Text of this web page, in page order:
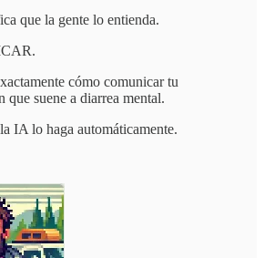
que la gente lo entienda.
cómo comunicar tu
suene a diarrea mental.
IA lo haga automáticamente.